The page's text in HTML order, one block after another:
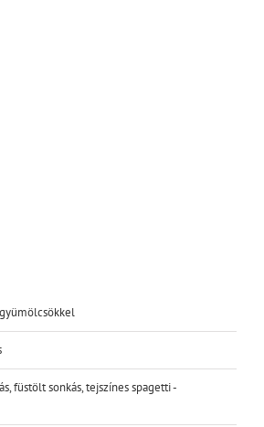
füstölt sonkás, tejszínes spagetti -